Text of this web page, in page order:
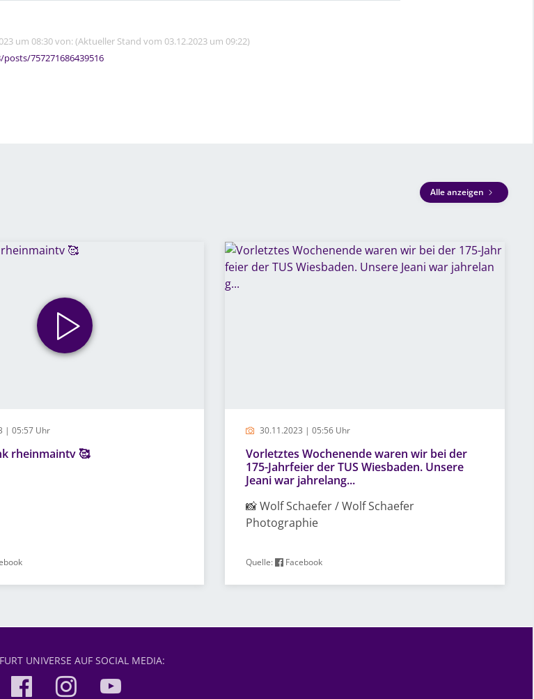
um 08:30 von: (Aktueller Stand vom 03.12.2023 um 09:22)
757271686439516
Alle anzeigen
| 05:57 Uhr
rheinmaintv 🥰
30.11.2023 | 05:56 Uhr
Vorletztes Wochenende waren wir bei der
175-Jahrfeier der TUS Wiesbaden. Unsere
Jeani war jahrelang...
📸 Wolf Schaefer / Wolf Schaefer
Photographie
Quelle: Facebook
UNIVERSE AUF SOCIAL MEDIA: